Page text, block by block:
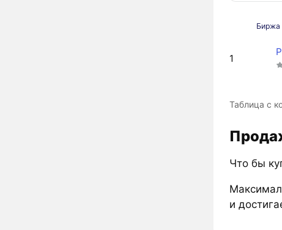
Биржа
1
Таблица с
Что бы
и